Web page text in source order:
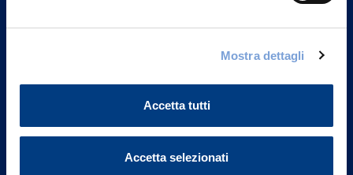
Mostra dettagli
Accetta tutti
Accetta selezionati
Vittoria Assicurazioni S.p.A.
Part. IVA 01329510158
FAQ